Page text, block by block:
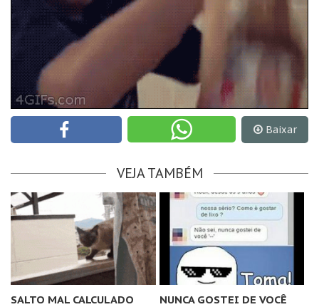
Baixar
VEJA TAMBÉM
SALTO MAL CALCULADO
NUNCA GOSTEI DE VOCÊ